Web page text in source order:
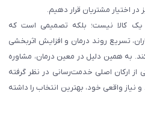
اختیار مشتریان قرار دهیم.
یک کالا نیست؛ بلکه تصمیمی است که
تسریع روند درمان و افزایش اثربخشی
به همین دلیل در معین درمان، مشاوره
ارکان اصلی خدمت‌رسانی در نظر گرفته
واقعی خود، بهترین انتخاب را داشته